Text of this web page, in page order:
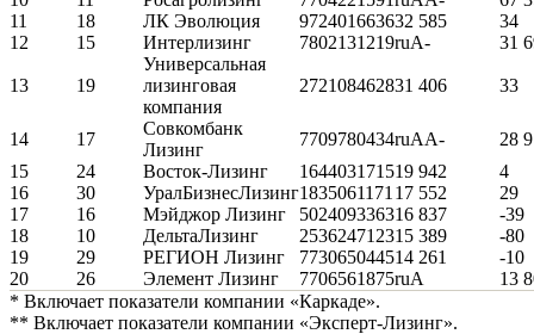
11
18 ЛК Эволюция 972401663632 585
34
12
15 Интерлизинг 7802131219ruA- 31
13 19
Универсальная
лизинговая
компания
272108462831 406 33
14 17
Совкомбанк
Лизинг
7709780434ruAA-
28
15
24 Восток-Лизинг 164403171519 942
4
16
30 УралБизнесЛизинг1835061171 17 552
29
17
16 Мэйджор Лизинг 502409336316 837
-39
18
10 ДельтаЛизинг 253624712315 389
-80
19
29 РЕГИОН Лизинг 773065044514 261
-10
20
26 Элемент Лизинг 7706561875ruА
13
* Включает показатели компании «Каркаде».
** Включает показатели компании «Эксперт-Лизинг».